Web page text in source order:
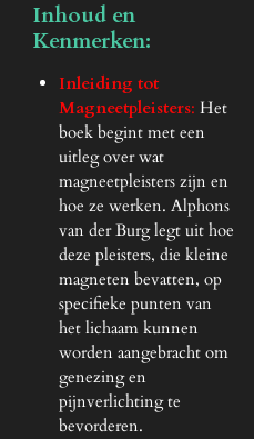
Inhoud en
Kenmerken:
Inleiding tot
Magneetpleisters: Het
boek begint met een
uitleg over wat
magneetpleisters zijn en
hoe ze werken. Alphons
van der Burg legt uit hoe
deze pleisters, die kleine
magneten bevatten, op
specifieke punten van
het lichaam kunnen
worden aangebracht om
genezing en
pijnverlichting te
bevorderen.